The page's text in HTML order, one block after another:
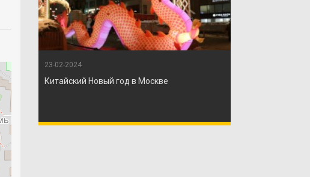
23-02-2024
Китайский Новый год в Москве